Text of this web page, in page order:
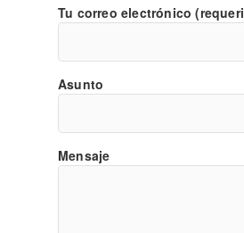
Tu correo electrónico
Asunto
Mensaje